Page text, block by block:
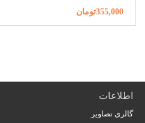
355,000تومان
اطلاعات
گالری تصاویر